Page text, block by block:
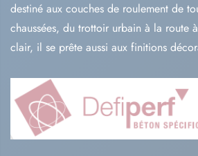
destiné aux couches de roulement de
chaussées, du trottoir urbain à la route
clair, il se prête aussi aux finitions